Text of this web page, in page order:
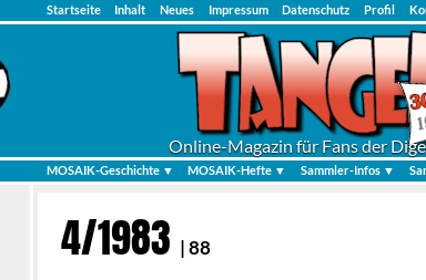
Startseite Inhalt Neues Impressum Datenschutz Profil
Online-Magazin für Fans der
MOSAIK-Geschichte ▼ MOSAIK-Hefte ▼ Sammler-Infos ▼
4/1983 | 88